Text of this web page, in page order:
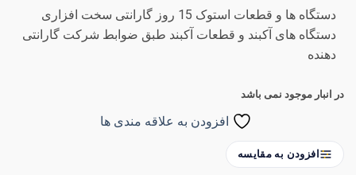
دستگاه ها و قطعات استوک 15 روز گارانتی سخت افزاری
دستگاه های آکبند و قطعات آکبند طبق ضوابط شرکت گارانتی
دهنده
در انبار موجود نمی باشد
افزودن به علاقه مندی ها
افزودن به مقایسه